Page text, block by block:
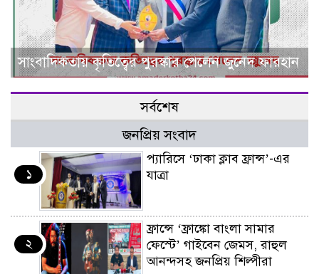
সাংবাদিকতায় কৃতিত্বের পুরস্কার পেলেন জুনেদ ফারহান
সর্বশেষ
জনপ্রিয় সংবাদ
১
প্যারিসে ‘ঢাকা ক্লাব ফ্রান্স’-এর
যাত্রা
২
ফ্রান্সে ‘ফ্রাঙ্কো বাংলা সামার
ফেস্টে’ গাইবেন জেমস, রাহুল
আনন্দসহ জনপ্রিয় শিল্পীরা